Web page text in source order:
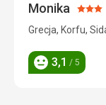
Monika
3/5
Grecja, Korfu,
Ocena
3,1 / 5